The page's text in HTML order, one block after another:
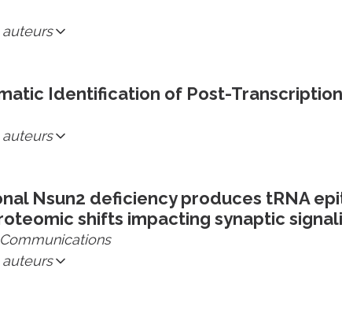
auteurs
Identification of Post-
auteurs
Nsun2 deficiency produces tRNA
shifts impacting synaptic
auteurs